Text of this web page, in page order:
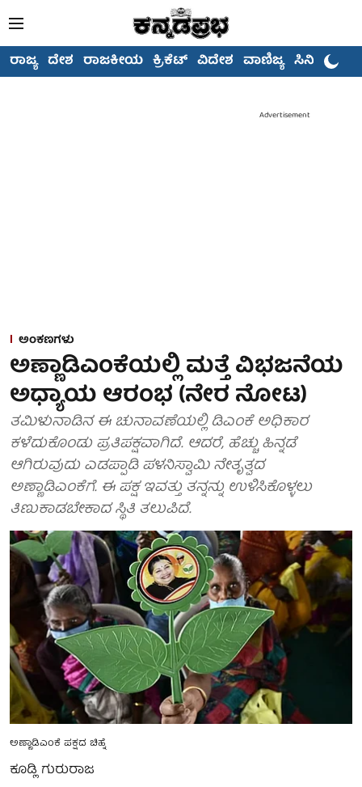
ರಾಜ್ಯ ದೇಶ ರಾಜಕೀಯ ಕ್ರಿಕೆಟ್ ವಿದೇಶ ವಾಣಿಜ್ಯ ಸಿನಿಮಾ
Advertisement
ಅಂಕಣಗಳು
ಅಣ್ಣಾಡಿಎಂಕೆಯಲ್ಲಿ ಮತ್ತೆ ವಿಭಜನೆಯ
ಅಧ್ಯಾಯ ಆರಂಭ (ನೇರ ನೋಟ)
ತಮಿಳುನಾಡಿನ ಈ ಚುನಾವಣೆಯಲ್ಲಿ ಡಿಎಂಕೆ ಅಧಿಕಾರ
ಕಳೆದುಕೊಂಡು ಪ್ರತಿಪಕ್ಷವಾಗಿದೆ. ಆದರೆ, ಹೆಚ್ಚು ಹಿನ್ನಡೆ
ಆಗಿರುವುದು ಎಡಪ್ಪಾಡಿ ಪಳನಿಸ್ವಾಮಿ ನೇತೃತ್ವದ
ಅಣ್ಣಾಡಿಎಂಕೆಗೆ. ಈ ಪಕ್ಷ ಇವತ್ತು ತನ್ನನ್ನು ಉಳಿಸಿಕೊಳ್ಳಲು
ತಿಣುಕಾಡಬೇಕಾದ ಸ್ಥಿತಿ ತಲುಪಿದೆ.
ಅಣ್ಣಾಡಿಎಂಕೆ ಪಕ್ಷದ ಚಿಹ್ನೆ
ಕೂಡ್ಲಿ ಗುರುರಾಜ